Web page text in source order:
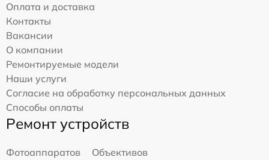
Оплата и доставка
Контакты
Вакансии
О компании
Ремонтируемые модели
Наши услуги
Согласие на обработку персональных данных
Способы оплаты
Ремонт устройств
Фотоаппаратов
Объективов